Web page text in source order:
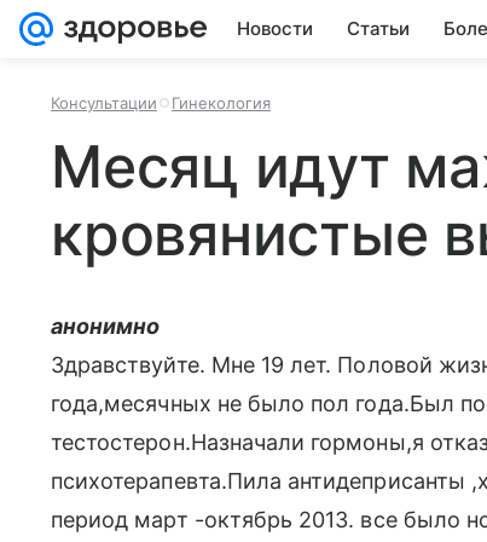
Новости Статьи
Консультации Гинекология
Месяц идут
кровянистые
анонимно
Здравствуйте. Мне 19 лет. Половой
года,месячных не было пол года.Был
тестостерон.Назначали гормоны,я
психотерапевта.Пила антидеприсанты
период март -октябрь 2013. все было